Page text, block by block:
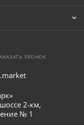
ЗВОНОК
2-км,
№ 1